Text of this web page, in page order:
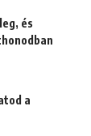
és
a